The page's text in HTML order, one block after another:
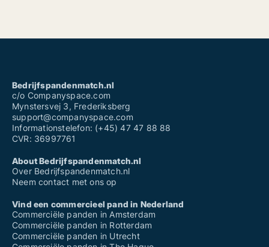
Bedrijfspandenmatch.nl
c/o Companyspace.com
Mynstersvej 3, Frederiksberg
support@companyspace.com
Informationstelefon: (+45) 47 47 88 88
CVR: 36997761
About Bedrijfspandenmatch.nl
Over Bedrijfspandenmatch.nl
Neem contact met ons op
Vind een commercieel pand in Nederland
Commerciële panden in Amsterdam
Commerciële panden in Rotterdam
Commerciële panden in Utrecht